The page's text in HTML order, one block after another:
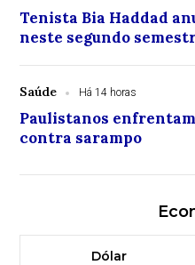
Tenista Bia Haddad
neste segundo
Saúde Há 14 horas
Paulistanos
contra sarampo
Dólar